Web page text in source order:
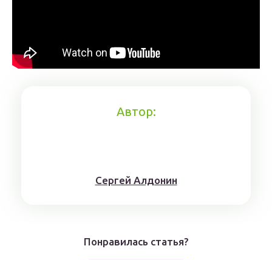
Автор:
Сергей Алдонин
Понравилась статья?